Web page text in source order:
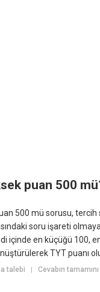
puan 500
500 mü sorusu, tercih
soru işareti
içinde en küçüğü 100,
TYT puanı
talebi |Cevabın